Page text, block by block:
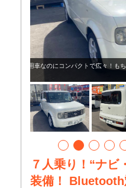
スマートキーなので、鍵はポ
７人乗り！“ナビ
装備！ Bluetooth